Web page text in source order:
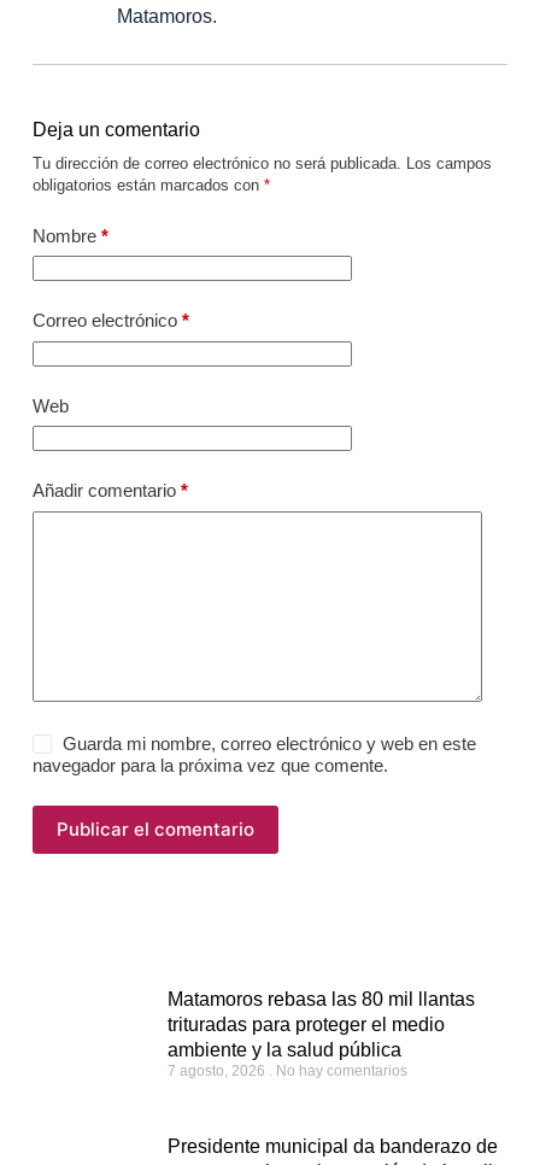
Matamoros.
Deja un comentario
Tu dirección de correo electrónico no será publicada.
Los campos
obligatorios están marcados con *
Nombre*
Correo electrónico*
Web
Añadir comentario*
Guarda mi nombre, correo electrónico y web en este
navegador para la próxima vez que comente.
Publicar el comentario
Matamoros rebasa las 80 mil llantas
trituradas para proteger el medio
ambiente y la salud pública
7 agosto, 2026 No hay comentarios
Presidente municipal da banderazo de